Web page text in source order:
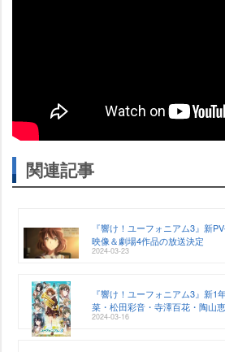
関連記事
『響け！ユーフォニアム3』新
映像＆劇場4作品の放送決定
2024-03-23
『響け！ユーフォニアム3』新
菜・松田彩音・寺澤百花・陶山
2024-03-16